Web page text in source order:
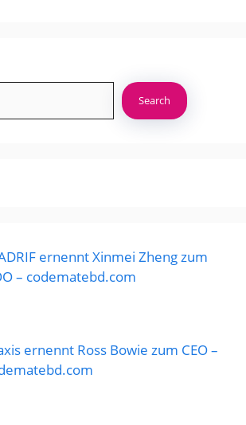
Search
ernennt Xinmei Zheng zum
– codematebd.com
ernennt Ross Bowie zum CEO –